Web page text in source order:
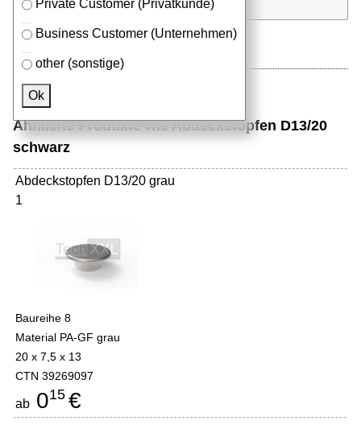
Private Customer (Privatkunde)
Business Customer (Unternehmen)
other (sonstige)
Ok
Ähnliche Produkte wie Abdeckstopfen D13/20
schwarz
Abdeckstopfen D13/20 grau
1
Baureihe 8
Material PA-GF grau
20 x 7,5 x 13
CTN 39269097
ab 015 €